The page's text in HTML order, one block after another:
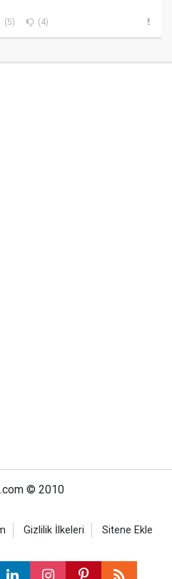
(5) (4)
© 2010
Gizlilik İlkeleri Sitene Ekle